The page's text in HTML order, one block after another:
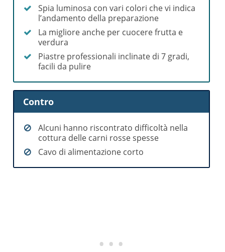
Spia luminosa con vari colori che vi indica
l’andamento della preparazione
La migliore anche per cuocere frutta e
verdura
Piastre professionali inclinate di 7 gradi,
facili da pulire
Contro
Alcuni hanno riscontrato difficoltà nella
cottura delle carni rosse spesse
Cavo di alimentazione corto